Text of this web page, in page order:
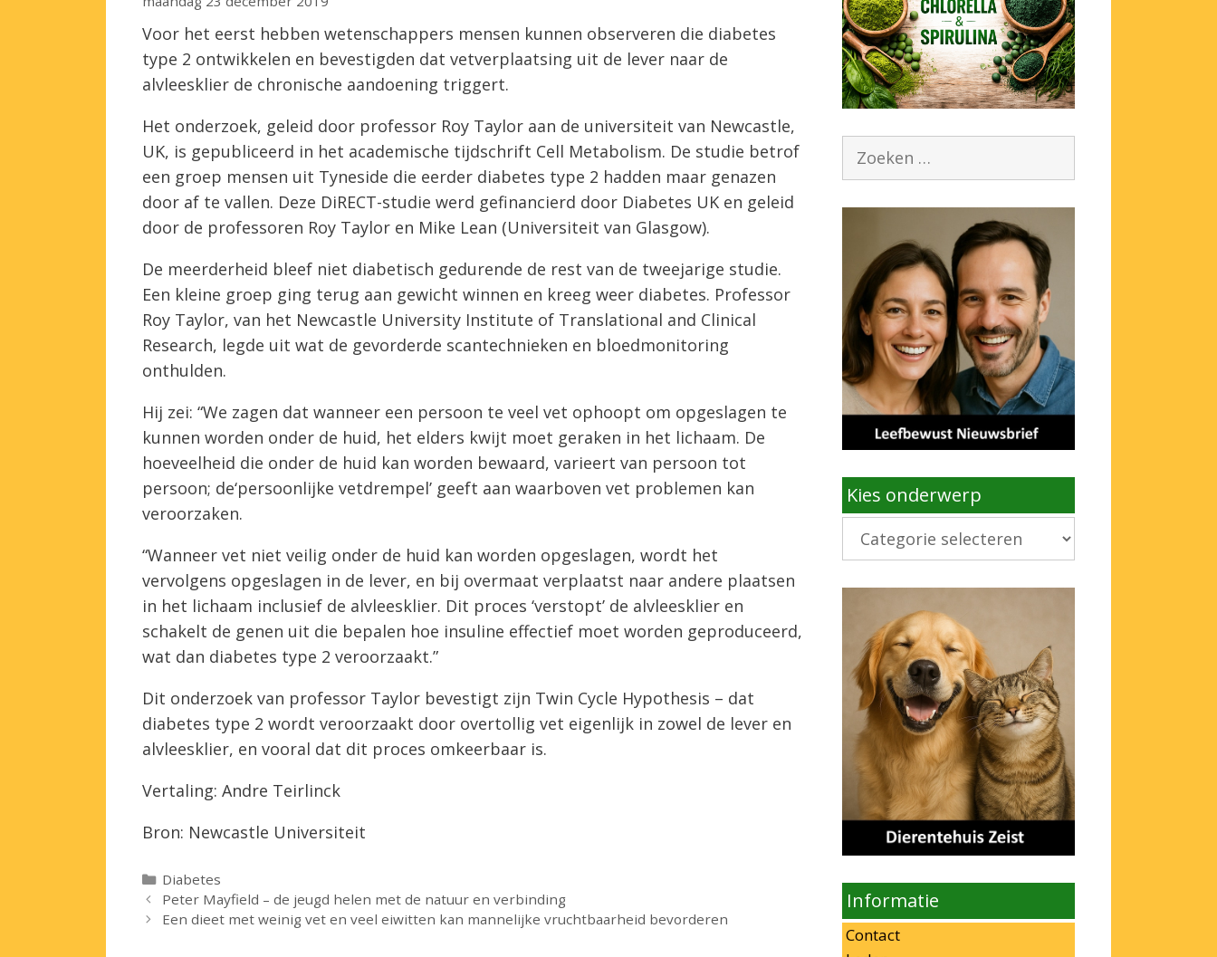
Voor het eerst hebben wetenschappers mensen kunnen observeren die diabetes
type 2 ontwikkelen en bevestigden dat vetverplaatsing uit de lever naar de
alvleesklier de chronische aandoening triggert.
Het onderzoek, geleid door professor Roy Taylor aan de universiteit van Newcastle,
UK, is gepubliceerd in het academische tijdschrift Cell Metabolism. De studie betrof
een groep mensen uit Tyneside die eerder diabetes type 2 hadden maar genazen
door af te vallen. Deze DiRECT-studie werd gefinancierd door Diabetes UK en geleid
door de professoren Roy Taylor en Mike Lean (Universiteit van Glasgow).
De meerderheid bleef niet diabetisch gedurende de rest van de tweejarige studie.
Een kleine groep ging terug aan gewicht winnen en kreeg weer diabetes. Professor
Roy Taylor, van het Newcastle University Institute of Translational and Clinical
Research, legde uit wat de gevorderde scantechnieken en bloedmonitoring
onthulden.
Hij zei: “We zagen dat wanneer een persoon te veel vet ophoopt om opgeslagen te
kunnen worden onder de huid, het elders kwijt moet geraken in het lichaam. De
hoeveelheid die onder de huid kan worden bewaard, varieert van persoon tot
persoon; de‘persoonlijke vetdrempel’ geeft aan waarboven vet problemen kan
veroorzaken.
“Wanneer vet niet veilig onder de huid kan worden opgeslagen, wordt het
vervolgens opgeslagen in de lever, en bij overmaat verplaatst naar andere plaatsen
in het lichaam inclusief de alvleesklier. Dit proces ‘verstopt’ de alvleesklier en
schakelt de genen uit die bepalen hoe insuline effectief moet worden geproduceerd,
wat dan diabetes type 2 veroorzaakt.”
Dit onderzoek van professor Taylor bevestigt zijn Twin Cycle Hypothesis – dat
diabetes type 2 wordt veroorzaakt door overtollig vet eigenlijk in zowel de lever en
alvleesklier, en vooral dat dit proces omkeerbaar is.
Vertaling: Andre Teirlinck
Bron: Newcastle Universiteit
Categorieën
Diabetes
Peter Mayfield – de jeugd helen met de natuur en verbinding
Een dieet met weinig vet en veel eiwitten kan mannelijke vruchtbaarheid bevorderen
Zoek
Kies onderwerp
Kies
onderwerp
Informatie
Contact